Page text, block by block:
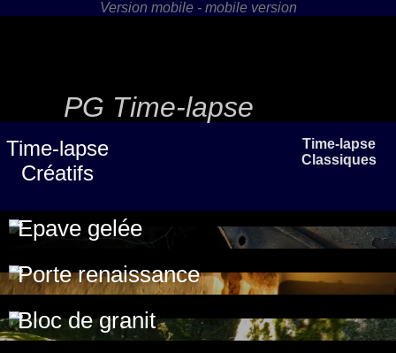
PG Time-lapse
Time-lapse
Créatifs
Time-lapse
Classiques
Epave gelée
Porte renaissance
Bloc de granit